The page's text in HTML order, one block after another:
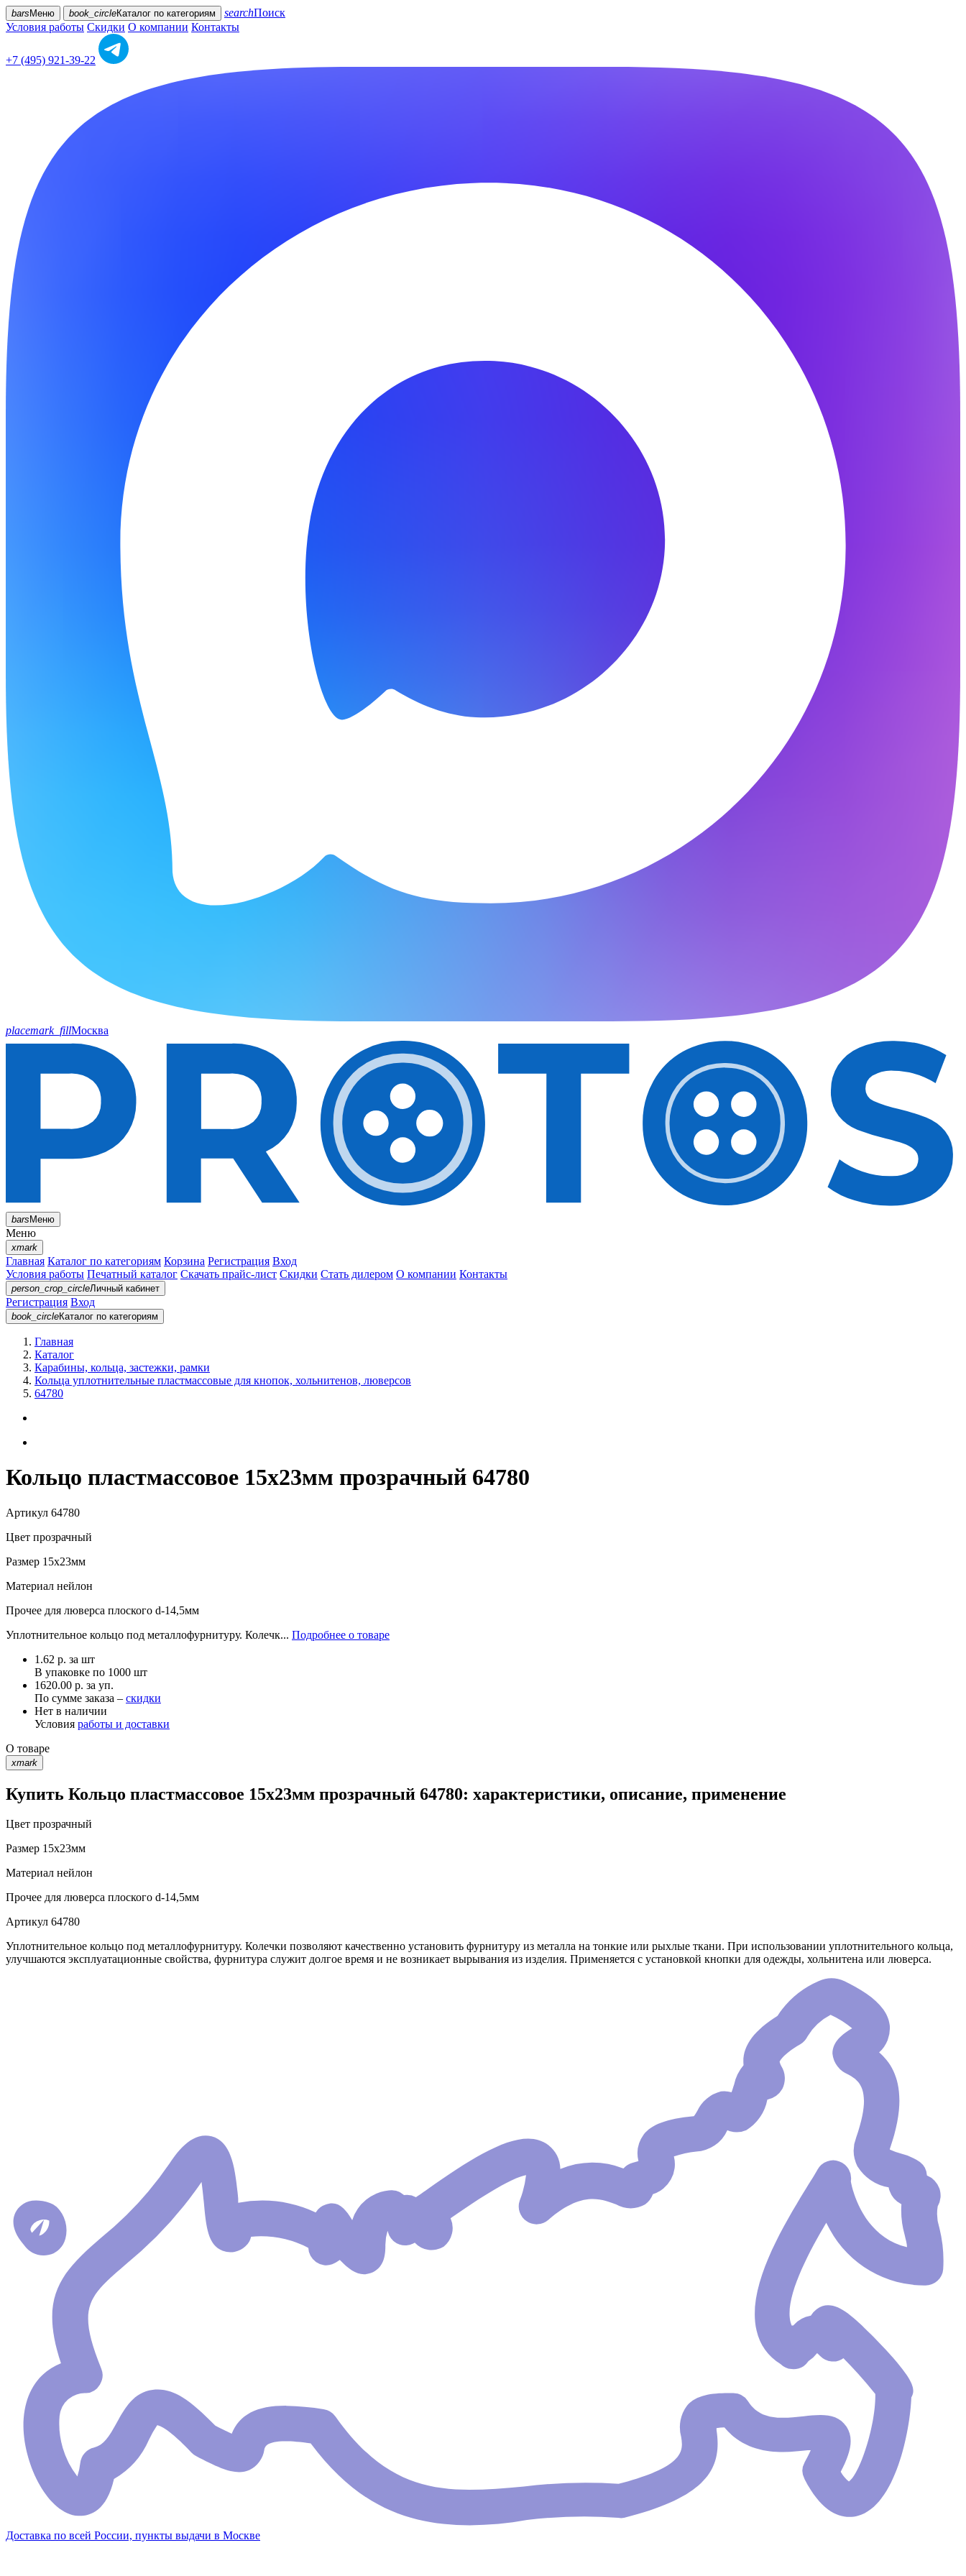
bars Меню book_circleКаталог по категориям searchПоиск
Условия работы Скидки О компании Контакты
+7 (495) 921-39-22
placemark_fillМосква
barsМеню
Меню
xmark
Главная Каталог по категориям Корзина Регистрация Вход
Условия работы Печатный каталог Скачать прайс-лист Скидки Стать дилером О компании Контакты
person_crop_circleЛичный кабинет
Регистрация Вход
book_circleКаталог по категориям
Главная
Каталог
Карабины, кольца, застежки, рамки
Кольца уплотнительные пластмассовые для кнопок, хольнитенов, люверсов
64780
Кольцо пластмассовое 15х23мм прозрачный 64780
Артикул 64780
Цвет прозрачный
Размер 15х23мм
Материал нейлон
Прочее для люверса плоского d-14,5мм
Уплотнительное кольцо под металлофурнитуру. Колечк... Подробнее о товаре
1.62 р. за шт
В упаковке по 1000 шт
1620.00 р. за уп.
По сумме заказа – скидки
Нет в наличии
Условия работы и доставки
О товаре
xmark
Купить Кольцо пластмассовое 15х23мм прозрачный 64780: характеристики, описание, применение
Цвет прозрачный
Размер 15х23мм
Материал нейлон
Прочее для люверса плоского d-14,5мм
Артикул 64780
Уплотнительное кольцо под металлофурнитуру. Колечки позволяют качественно установить фурнитуру из металла на тонкие или рыхлые ткани. При использовании уплотнительного кольца,
улучшаются эксплуатационные свойства, фурнитура служит долгое время и не возникает вырывания из изделия. Применяется с установкой кнопки для одежды, хольнитена или люверса.
Доставка по всей России, пункты выдачи в Москве